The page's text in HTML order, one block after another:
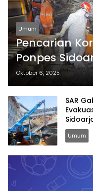
Umum
Pencarian
Ponpes
Korban
Orang
Oktober 6, 2025
SAR
Umum